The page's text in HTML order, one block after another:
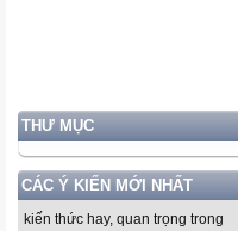
THƯ MỤC
CÁC Ý KIẾN MỚI NHẤT
kiến thức hay, quan trọng trong